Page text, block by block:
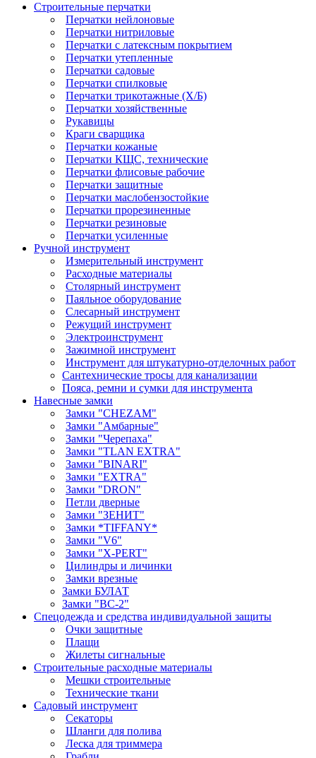
Строительные перчатки
Перчатки нейлоновые
Перчатки нитриловые
Перчатки с латексным покрытием
Перчатки утепленные
Перчатки садовые
Перчатки спилковые
Перчатки трикотажные (Х/Б)
Перчатки хозяйственные
Рукавицы
Краги сварщика
Перчатки кожаные
Перчатки КЩС, технические
Перчатки флисовые рабочие
Перчатки защитные
Перчатки маслобензостойкие
Перчатки прорезиненные
Перчатки резиновые
Перчатки усиленные
Ручной инструмент
Измерительный инструмент
Расходные материалы
Столярный инструмент
Паяльное оборудование
Слесарный инструмент
Режущий инструмент
Электроинструмент
Зажимной инструмент
Инструмент для штукатурно-отделочных работ
Сантехнические тросы для канализации
Пояса, ремни и сумки для инструмента
Навесные замки
Замки "CHEZAM"
Замки "Амбарные"
Замки "Черепаха"
Замки "TLAN EXTRA"
Замки "BINARI"
Замки "EXTRA"
Замки "DRON"
Петли дверные
Замки "ЗЕНИТ"
Замки *TIFFANY*
Замки "V6"
Замки "X-PERT"
Цилиндры и личинки
Замки врезные
Замки БУЛАТ
Замки "ВС-2"
Спецодежда и средства индивидуальной защиты
Очки защитные
Плащи
Жилеты сигнальные
Строительные расходные материалы
Мешки строительные
Технические ткани
Садовый инструмент
Секаторы
Шланги для полива
Леска для триммера